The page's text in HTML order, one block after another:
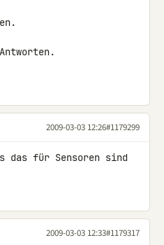
2009-03-03 12:26#1179299
das für Sensoren sind
2009-03-03 12:33#1179317